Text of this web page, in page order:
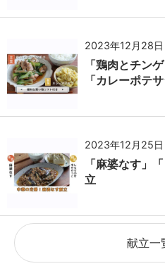
2023年12月28日
「鶏肉とチン
「カレーポテ
2023年12月25日
「麻婆なす」
立
献立一